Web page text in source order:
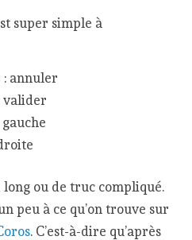
super simple à
: annuler
valider
gauche
long ou de truc compliqué.
peu à ce qu’on trouve sur
. C’est-à-dire qu’après